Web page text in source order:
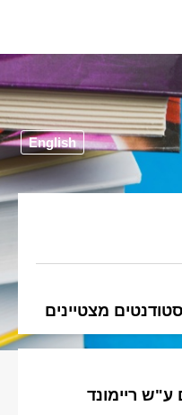
English
מצטיינים
ע"ש ריימונד